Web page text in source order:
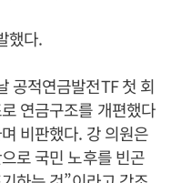
했다.
공적연금발전TF 첫 회
연금구조를 개편했다
비판했다. 강 의원은
로 국민 노후를 빈곤